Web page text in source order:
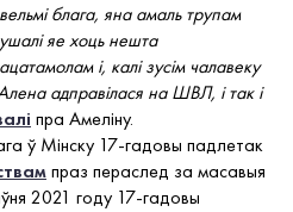
блага, яна амаль трупам
яе хоць нешта
і, калі зусім чалавеку
адправілася на ШВЛ, і так і
пра Амеліну.
ў Мінску 17-гадовы падлетак
праз пераслед за масавыя
2021 году 17-гадовы